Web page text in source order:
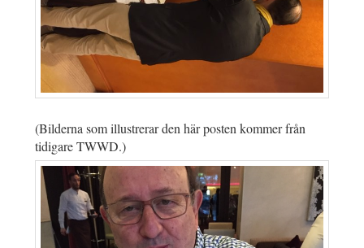
(Bilderna som illustrerar den här posten kommer från
tidigare TWWD.)